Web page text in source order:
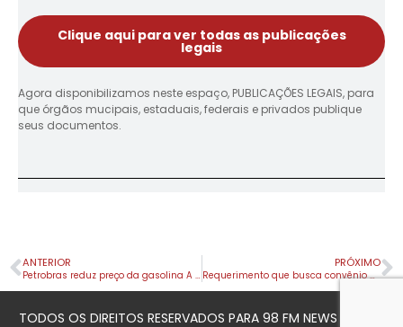
Clique aqui para ver todas as publicações
legais
Agora disponibilizamos neste espaço, PUBLICAÇÕES LEGAIS, para
que órgãos mucipais, estaduais, federais e privados publique
seus documentos.
ANTERIOR
Petrobras reduz preço da gasolina A para as distribuidoras
PRÓXIMO
Requerimento que busca convênio para ressocialização de detentos é aprovado pela Câmara
TODOS OS DIREITOS RESERVADOS PARA 98 FM NEWS © 2023